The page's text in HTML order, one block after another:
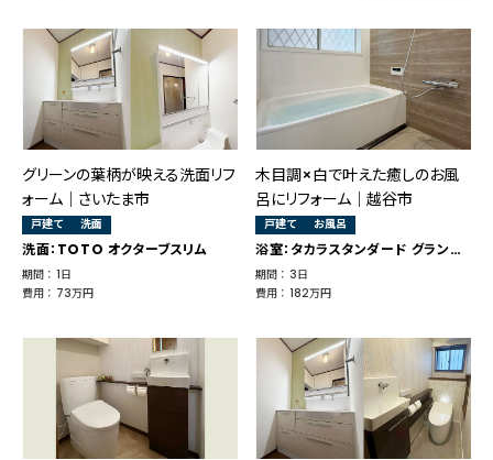
グリーンの葉柄が映える洗面リフ
ォーム｜さいたま市
戸建て 洗面
洗面：TOTO オクターブスリム
期間 ： 1日
費用 ： 73万円
木目調×白で叶えた癒しのお風
呂にリフォーム｜越谷市
戸建て お風呂
浴室：タカラスタンダード グランスパ
期間 ： 3日
費用 ： 182万円